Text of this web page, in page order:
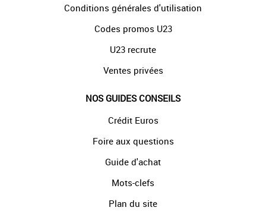
Conditions générales d'utilisation
Codes promos U23
U23 recrute
Ventes privées
NOS GUIDES CONSEILS
Crédit Euros
Foire aux questions
Guide d'achat
Mots-clefs
Plan du site